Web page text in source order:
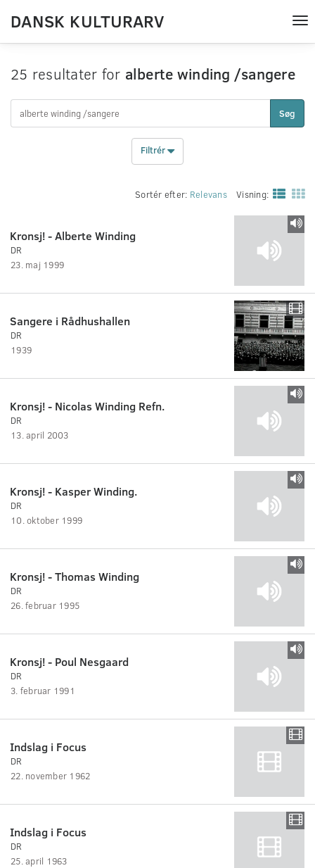
DANSK KULTURARV
25 resultater for alberte winding /sangere
Søg
Filtrér
Sortér efter: Relevans Visning:
Kronsj! - Alberte Winding
DR
23. maj 1999
Sangere i Rådhushallen
DR
1939
Kronsj! - Nicolas Winding Refn.
DR
13. april 2003
Kronsj! - Kasper Winding.
DR
10. oktober 1999
Kronsj! - Thomas Winding
DR
26. februar 1995
Kronsj! - Poul Nesgaard
DR
3. februar 1991
Indslag i Focus
DR
22. november 1962
Indslag i Focus
DR
25. april 1963